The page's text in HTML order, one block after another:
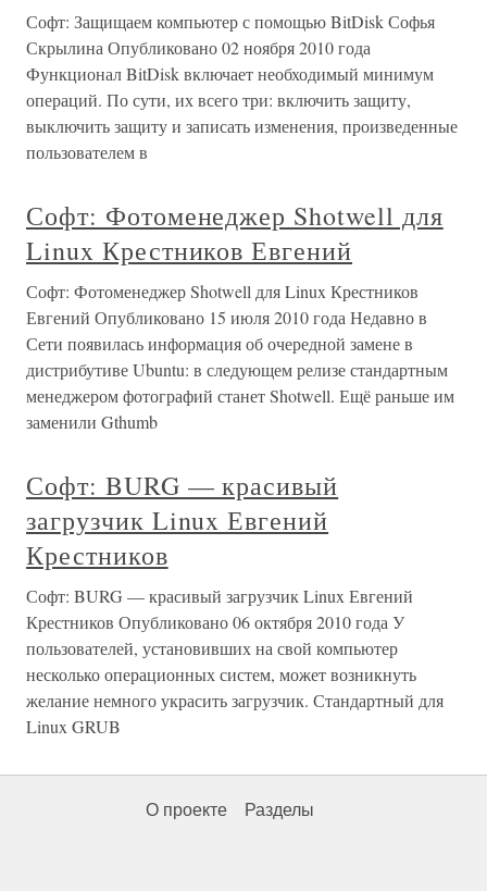
Софт: Защищаем компьютер с помощью BitDisk Софья
Скрылина Опубликовано 02 ноября 2010 года
Функционал BitDisk включает необходимый минимум
операций. По сути, их всего три: включить защиту,
выключить защиту и записать изменения, произведенные
пользователем в
Софт: Фотоменеджер Shotwell для
Linux Крестников Евгений
Софт: Фотоменеджер Shotwell для Linux Крестников
Евгений Опубликовано 15 июля 2010 года Недавно в
Сети появилась информация об очередной замене в
дистрибутиве Ubuntu: в следующем релизе стандартным
менеджером фотографий станет Shotwell. Ещё раньше им
заменили Gthumb
Софт: BURG — красивый
загрузчик Linux Евгений
Крестников
Софт: BURG — красивый загрузчик Linux Евгений
Крестников Опубликовано 06 октября 2010 года У
пользователей, установивших на свой компьютер
несколько операционных систем, может возникнуть
желание немного украсить загрузчик. Стандартный для
Linux GRUB
О проекте Разделы